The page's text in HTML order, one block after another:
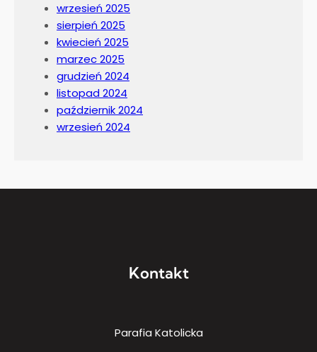
wrzesień 2025
sierpień 2025
kwiecień 2025
marzec 2025
grudzień 2024
listopad 2024
październik 2024
wrzesień 2024
Kontakt
Parafia Katolicka